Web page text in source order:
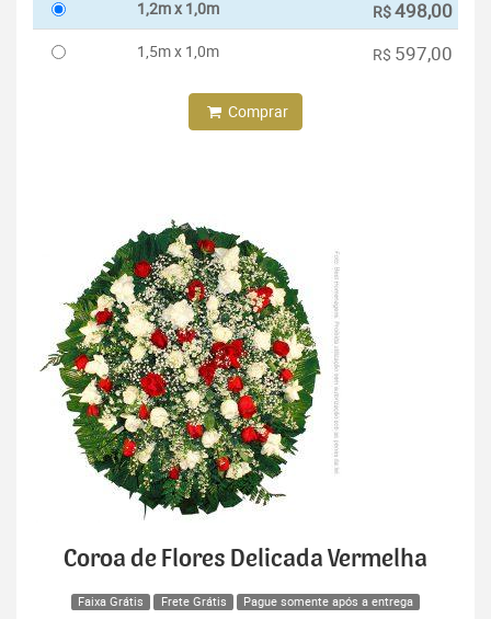
1,2m x 1,0m R$498,00
1,5m x 1,0m R$ 597,00
Comprar
Coroa de Flores Delicada Vermelha
Faixa Grátis Frete Grátis Pague somente após a entrega